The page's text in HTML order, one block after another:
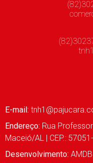
E-mail:
Endereço: Rua
Maceió/AL | CEP.: 57051-
Desenvolvimento: